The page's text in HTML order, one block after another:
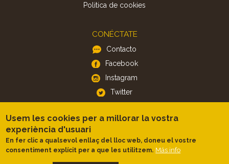
Politica de cookies
CONÉCTATE
Contacto
Facebook
Instagram
Twitter
APP
iOS
Android
Usem les cookies per a millorar la vostra
experiència d'usuari
En fer clic a qualsevol enllaç del lloc web, doneu el vostre
consentiment explícit per a que les utilitzem. Más info